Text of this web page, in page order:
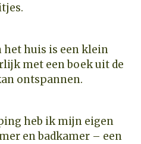
het huis is een klein
met een boek uit de
ontspannen.
heb ik mijn eigen
en badkamer – een